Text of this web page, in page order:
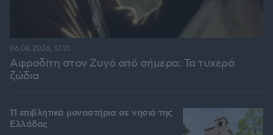
Αφροδίτη στον Ζυγό από σήμερα: Τα τυχερά
ζώδια
06.08.2026, 17:31
11 επιβλητικά μοναστήρια σε νησιά της
Ελλάδας